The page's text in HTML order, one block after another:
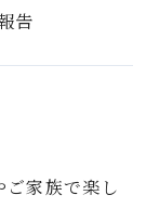
告
ご家族で楽し